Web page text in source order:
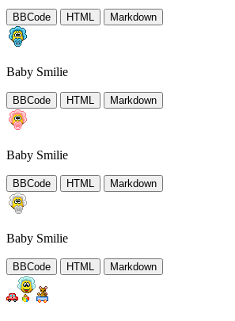
BBCode HTML Markdown
Baby Smilie
BBCode HTML Markdown
Baby Smilie
BBCode HTML Markdown
Baby Smilie
BBCode HTML Markdown